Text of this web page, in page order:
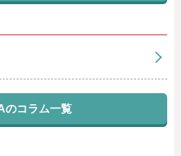
のコラム一覧